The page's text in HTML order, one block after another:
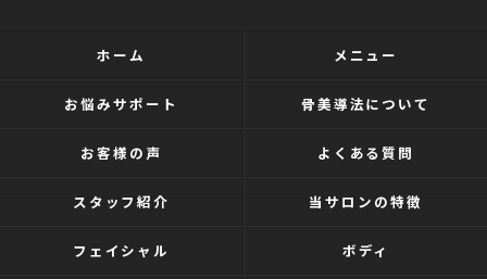
ホーム メニュー
お悩みサポート 骨美導法について
お客様の声 よくある質問
スタッフ紹介 当サロンの特徴
フェイシャル ボディ